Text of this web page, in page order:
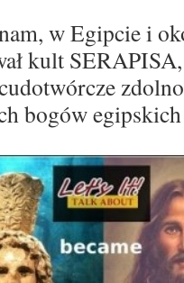
wEgipciei
kult S
bogów